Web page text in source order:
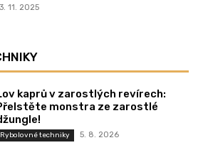
11. 2025
kaprů v zarostlých revírech:
monstra ze zarostlé
Rybolovné techniky 5. 8. 2026